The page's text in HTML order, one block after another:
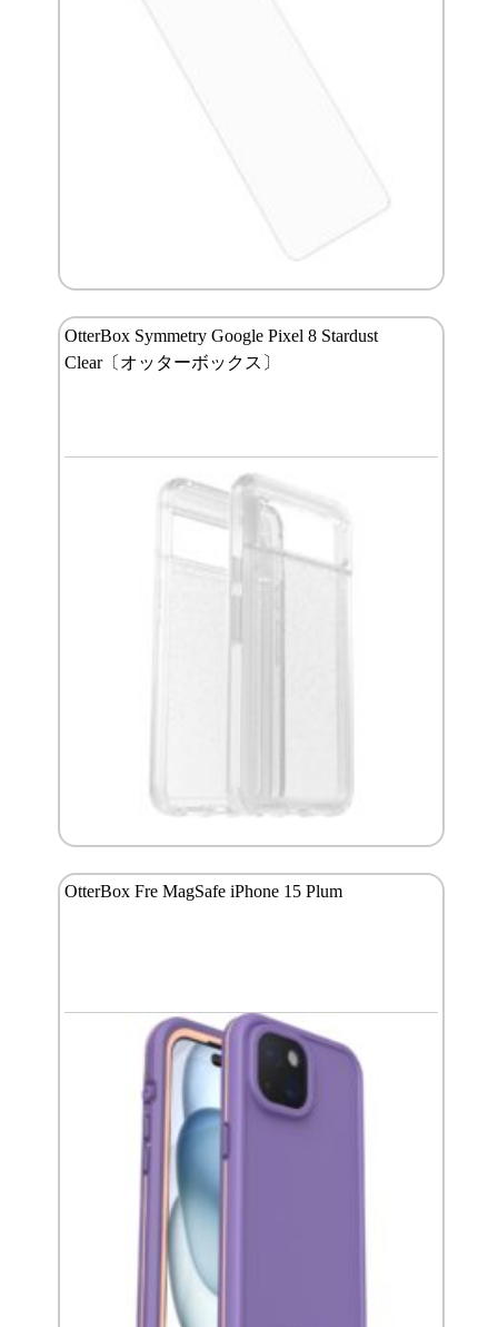
OtterBox Symmetry Google Pixel 8 Stardust
Clear〔オッターボックス〕
OtterBox Fre MagSafe iPhone 15 Plum